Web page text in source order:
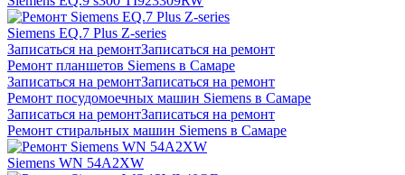
Siemens EQ.7 Plus Z-series
Записаться на ремонтЗаписаться на ремонт
Ремонт планшетов Siemens в Самаре
Записаться на ремонтЗаписаться на ремонт
Ремонт посудомоечных машин Siemens в Самаре
Записаться на ремонтЗаписаться на ремонт
Ремонт стиральных машин Siemens в Самаре
Siemens WN 54A2XW